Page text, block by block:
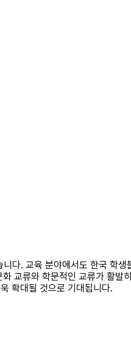
다. 교육 분야에서도 한국 학
교류와 학문적인 교류가 활
확대될 것으로 기대됩니다.